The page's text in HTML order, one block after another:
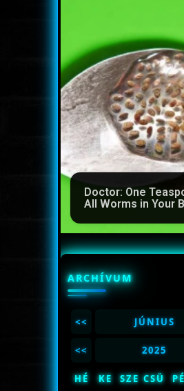
Doctor: One
All Worms in Your
ARCHÍVUM
<< JÚNIUS
<< 2025
HÉ KE SZE CSÜ PÉ